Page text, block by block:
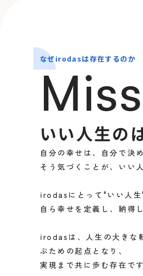
なぜirodasは存在するのか
いい人生の
自分の幸せは、自分で決
そう気づくことが、いい
irodasにとって"いい人生"
自ら幸せを定義し、納得
irodasは、人生の大きな
ぶための起点となり、
実現まで共に歩む存在です